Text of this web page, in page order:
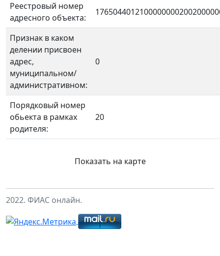
Реестровый номер
адресного объекта:
Признак в каком
делении присвоен
адрес,
муниципальном/
административном:
0
Порядковый номер
обьекта в рамках
родителя:
20
Показать на карте
2022. ФИАС онлайн.